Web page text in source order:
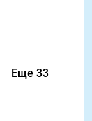
Еще 33